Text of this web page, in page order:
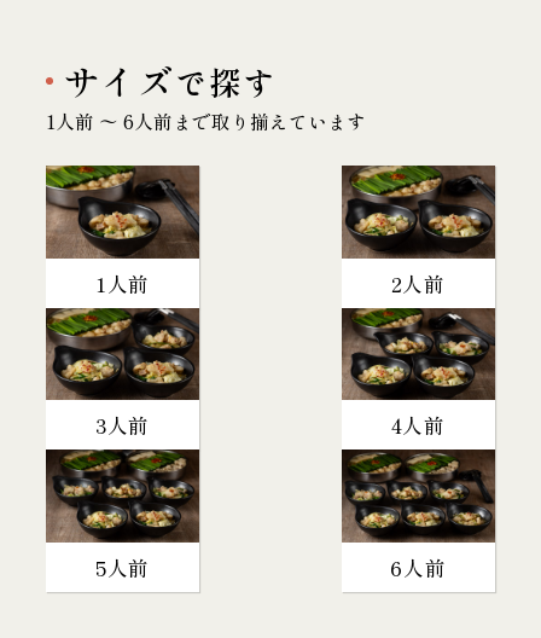
サイズで探す
1人前 〜 6人前まで取り揃えています
1人前 2人前
3人前 4人前
5人前 6人前